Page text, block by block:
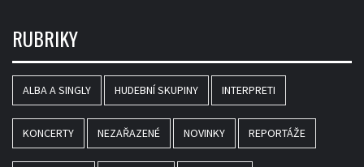
RUBRIKY
ALBA A SINGLY HUDEBNÍ SKUPINY INTERPRETI
KONCERTY NEZAŘAZENÉ NOVINKY REPORTÁŽE